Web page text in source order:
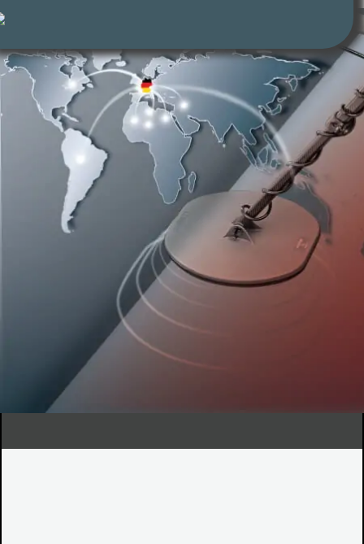
ETG GmbH
European Technology Group
Jetzt ist der perfekte Zeitpunkt,
die passenden Metalldetektoren zu kaufen.
Als Metalldetektoren-Shop bieten wir Beratung,
Top-Marken, Garantie und schnellen Versand –
in Deutschland und weltweit.
Dienstleistungen
Metalldetektoren Shop für Einsteiger und Profis
E-Mail